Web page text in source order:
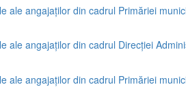
ale angajaților din cadrul Primăriei
ale angajaților din cadrul Direcției
ale angajaților din cadrul Primăriei